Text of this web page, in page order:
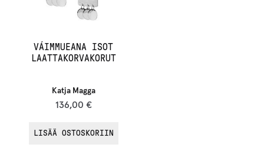
VÁIMMUEANA ISOT
LAATTAKORVAKORUT
Katja Magga
136,00 €
LISÄÄ OSTOSKORIIN